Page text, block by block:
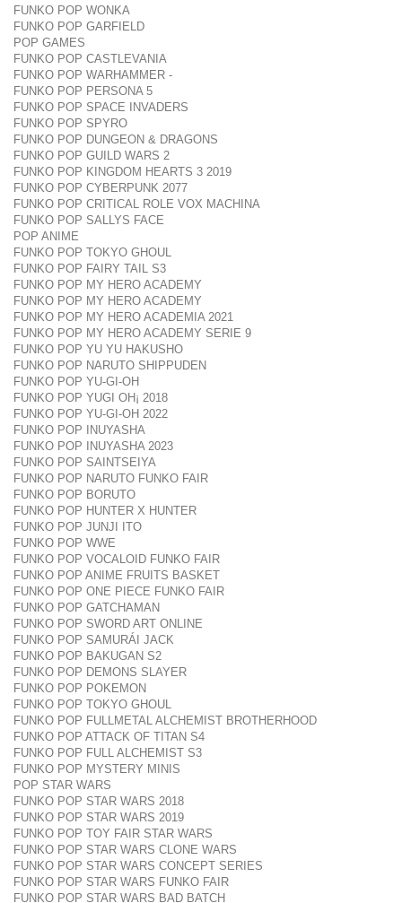
FUNKO POP WONKA
FUNKO POP GARFIELD
POP GAMES
FUNKO POP CASTLEVANIA
FUNKO POP WARHAMMER -
FUNKO POP PERSONA 5
FUNKO POP SPACE INVADERS
FUNKO POP SPYRO
FUNKO POP DUNGEON & DRAGONS
FUNKO POP GUILD WARS 2
FUNKO POP KINGDOM HEARTS 3 2019
FUNKO POP CYBERPUNK 2077
FUNKO POP CRITICAL ROLE VOX MACHINA
FUNKO POP SALLYS FACE
POP ANIME
FUNKO POP TOKYO GHOUL
FUNKO POP FAIRY TAIL S3
FUNKO POP MY HERO ACADEMY
FUNKO POP MY HERO ACADEMY
FUNKO POP MY HERO ACADEMIA 2021
FUNKO POP MY HERO ACADEMY SERIE 9
FUNKO POP YU YU HAKUSHO
FUNKO POP NARUTO SHIPPUDEN
FUNKO POP YU-GI-OH
FUNKO POP YUGI OH¡ 2018
FUNKO POP YU-GI-OH 2022
FUNKO POP INUYASHA
FUNKO POP INUYASHA 2023
FUNKO POP SAINTSEIYA
FUNKO POP NARUTO FUNKO FAIR
FUNKO POP BORUTO
FUNKO POP HUNTER X HUNTER
FUNKO POP JUNJI ITO
FUNKO POP WWE
FUNKO POP VOCALOID FUNKO FAIR
FUNKO POP ANIME FRUITS BASKET
FUNKO POP ONE PIECE FUNKO FAIR
FUNKO POP GATCHAMAN
FUNKO POP SWORD ART ONLINE
FUNKO POP SAMURÁI JACK
FUNKO POP BAKUGAN S2
FUNKO POP DEMONS SLAYER
FUNKO POP POKEMON
FUNKO POP TOKYO GHOUL
FUNKO POP FULLMETAL ALCHEMIST BROTHERHOOD
FUNKO POP ATTACK OF TITAN S4
FUNKO POP FULL ALCHEMIST S3
FUNKO POP MYSTERY MINIS
POP STAR WARS
FUNKO POP STAR WARS 2018
FUNKO POP STAR WARS 2019
FUNKO POP TOY FAIR STAR WARS
FUNKO POP STAR WARS CLONE WARS
FUNKO POP STAR WARS CONCEPT SERIES
FUNKO POP STAR WARS FUNKO FAIR
FUNKO POP STAR WARS BAD BATCH